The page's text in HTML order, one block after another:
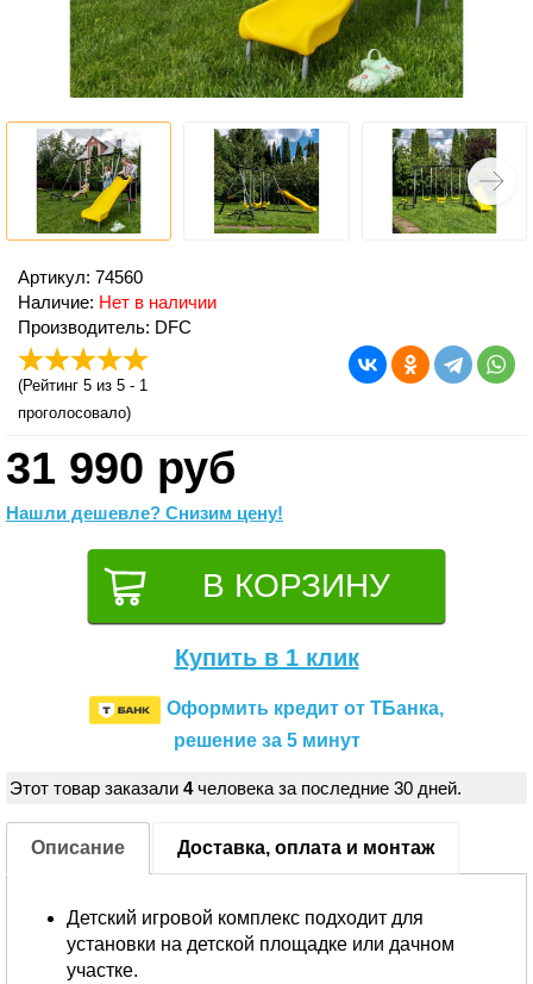
Артикул: 74560
Наличие: Нет в наличии
Производитель: DFC
(Рейтинг 5 из 5 - 1
проголосовало)
31 990 руб
Нашли дешевле? Снизим цену!
Купить в 1 клик
Оформить кредит от ТБанка,
решение за 5 минут
Этот товар заказали 4человека за последние 30 дней.
Описание Доставка, оплата и монтаж
Детский игровой комплекс подходит для
установки на детской площадке или дачном
участке.